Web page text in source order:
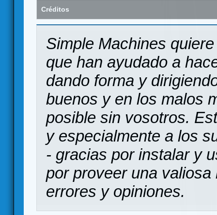
Créditos
Simple Machines
que han ayudado a
dando forma y
buenos y en los malos
posible sin vosotros.
y especialmente a los
- gracias por instalar y
por proveer una
errores y opiniones.